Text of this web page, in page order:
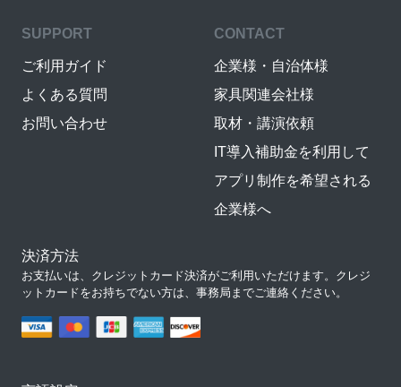
SUPPORT
ご利用ガイド
よくある質問
お問い合わせ
CONTACT
企業様・自治体様
家具関連会社様
取材・講演依頼
IT導入補助金を利用して
アプリ制作を希望される
企業様へ
決済方法
お支払いは、クレジットカード決済がご利用いただけます。クレジ
ットカードをお持ちでない方は、事務局までご連絡ください。